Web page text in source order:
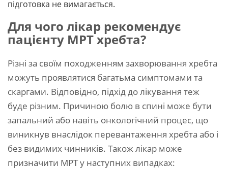
підготовка не вимагається.
Для чого лікар рекомендує
пацієнту МРТ хребта?
Різні за своїм походженням захворювання хребта
можуть проявлятися багатьма симптомами та
скаргами. Відповідно, підхід до лікування теж
буде різним. Причиною болю в спині може бути
запальний або навіть онкологічний процес, що
виникнув внаслідок перевантаження хребта або і
без видимих чинників. Також лікар може
призначити МРТ у наступних випадках: